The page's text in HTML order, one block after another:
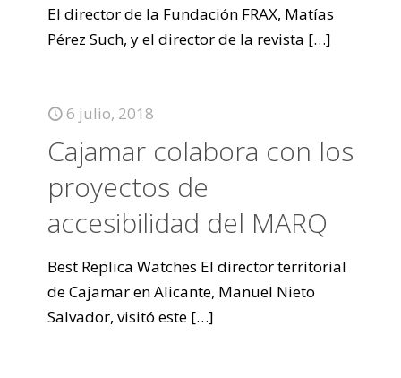
El director de la Fundación FRAX, Matías
Pérez Such, y el director de la revista […]
6 julio, 2018
Cajamar colabora con los
proyectos de
accesibilidad del MARQ
Best Replica Watches El director territorial
de Cajamar en Alicante, Manuel Nieto
Salvador, visitó este […]